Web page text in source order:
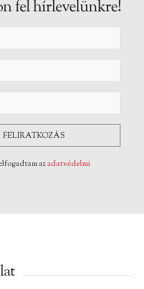
fel hírlevelünkre!
azadatvédelmi